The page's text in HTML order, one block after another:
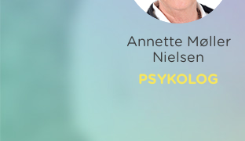
Annette Møller
Nielsen
PSYKOLOG